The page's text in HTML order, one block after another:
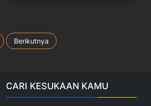
Berikutnya
CARI KESUKAAN KAMU